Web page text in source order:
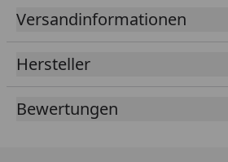
Klettpads die einen sicheren Halt
Tragekomfort garantieren. Ob als
ermoeglicht es Ihnen die
Performance von SENA in jeder
Die einfache Installation sorgt
Versandinformationen
Hersteller
Bewertungen